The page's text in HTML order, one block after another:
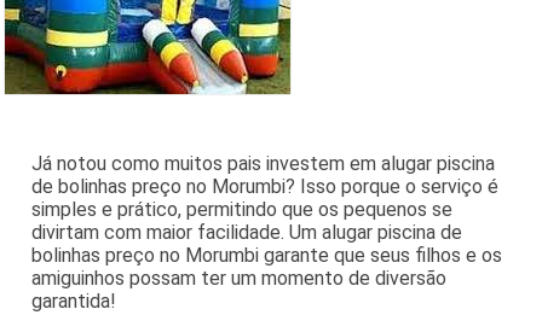
Já notou como muitos pais investem em alugar piscina
de bolinhas preço no Morumbi? Isso porque o serviço é
simples e prático, permitindo que os pequenos se
divirtam com maior facilidade. Um alugar piscina de
bolinhas preço no Morumbi garante que seus filhos e os
amiguinhos possam ter um momento de diversão
garantida!